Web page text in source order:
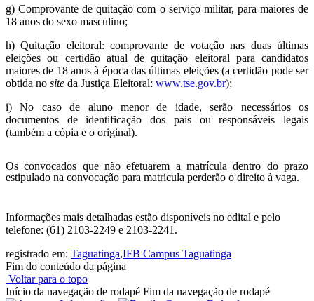
g) Comprovante de quitação com o serviço militar, para maiores de
18 anos do sexo masculino;
h) Quitação eleitoral: comprovante de votação nas duas últimas
eleições ou certidão atual de quitação eleitoral para candidatos
maiores de 18 anos à época das últimas eleições (a certidão pode ser
obtida no site da Justiça Eleitoral: www.tse.gov.br);
i) No caso de aluno menor de idade, serão necessários os
documentos de identificação dos pais ou responsáveis legais
(também a cópia e o original).
Os convocados que não efetuarem a matrícula dentro do prazo
estipulado na convocação para matrícula perderão o direito à vaga.
Informações mais detalhadas estão disponíveis no edital e pelo
telefone: (61) 2103-2249 e 2103-2241.
registrado em: Taguatinga,IFB Campus Taguatinga
Fim do conteúdo da página
Voltar para o topo
Início da navegação de rodapé Fim da navegação de rodapé